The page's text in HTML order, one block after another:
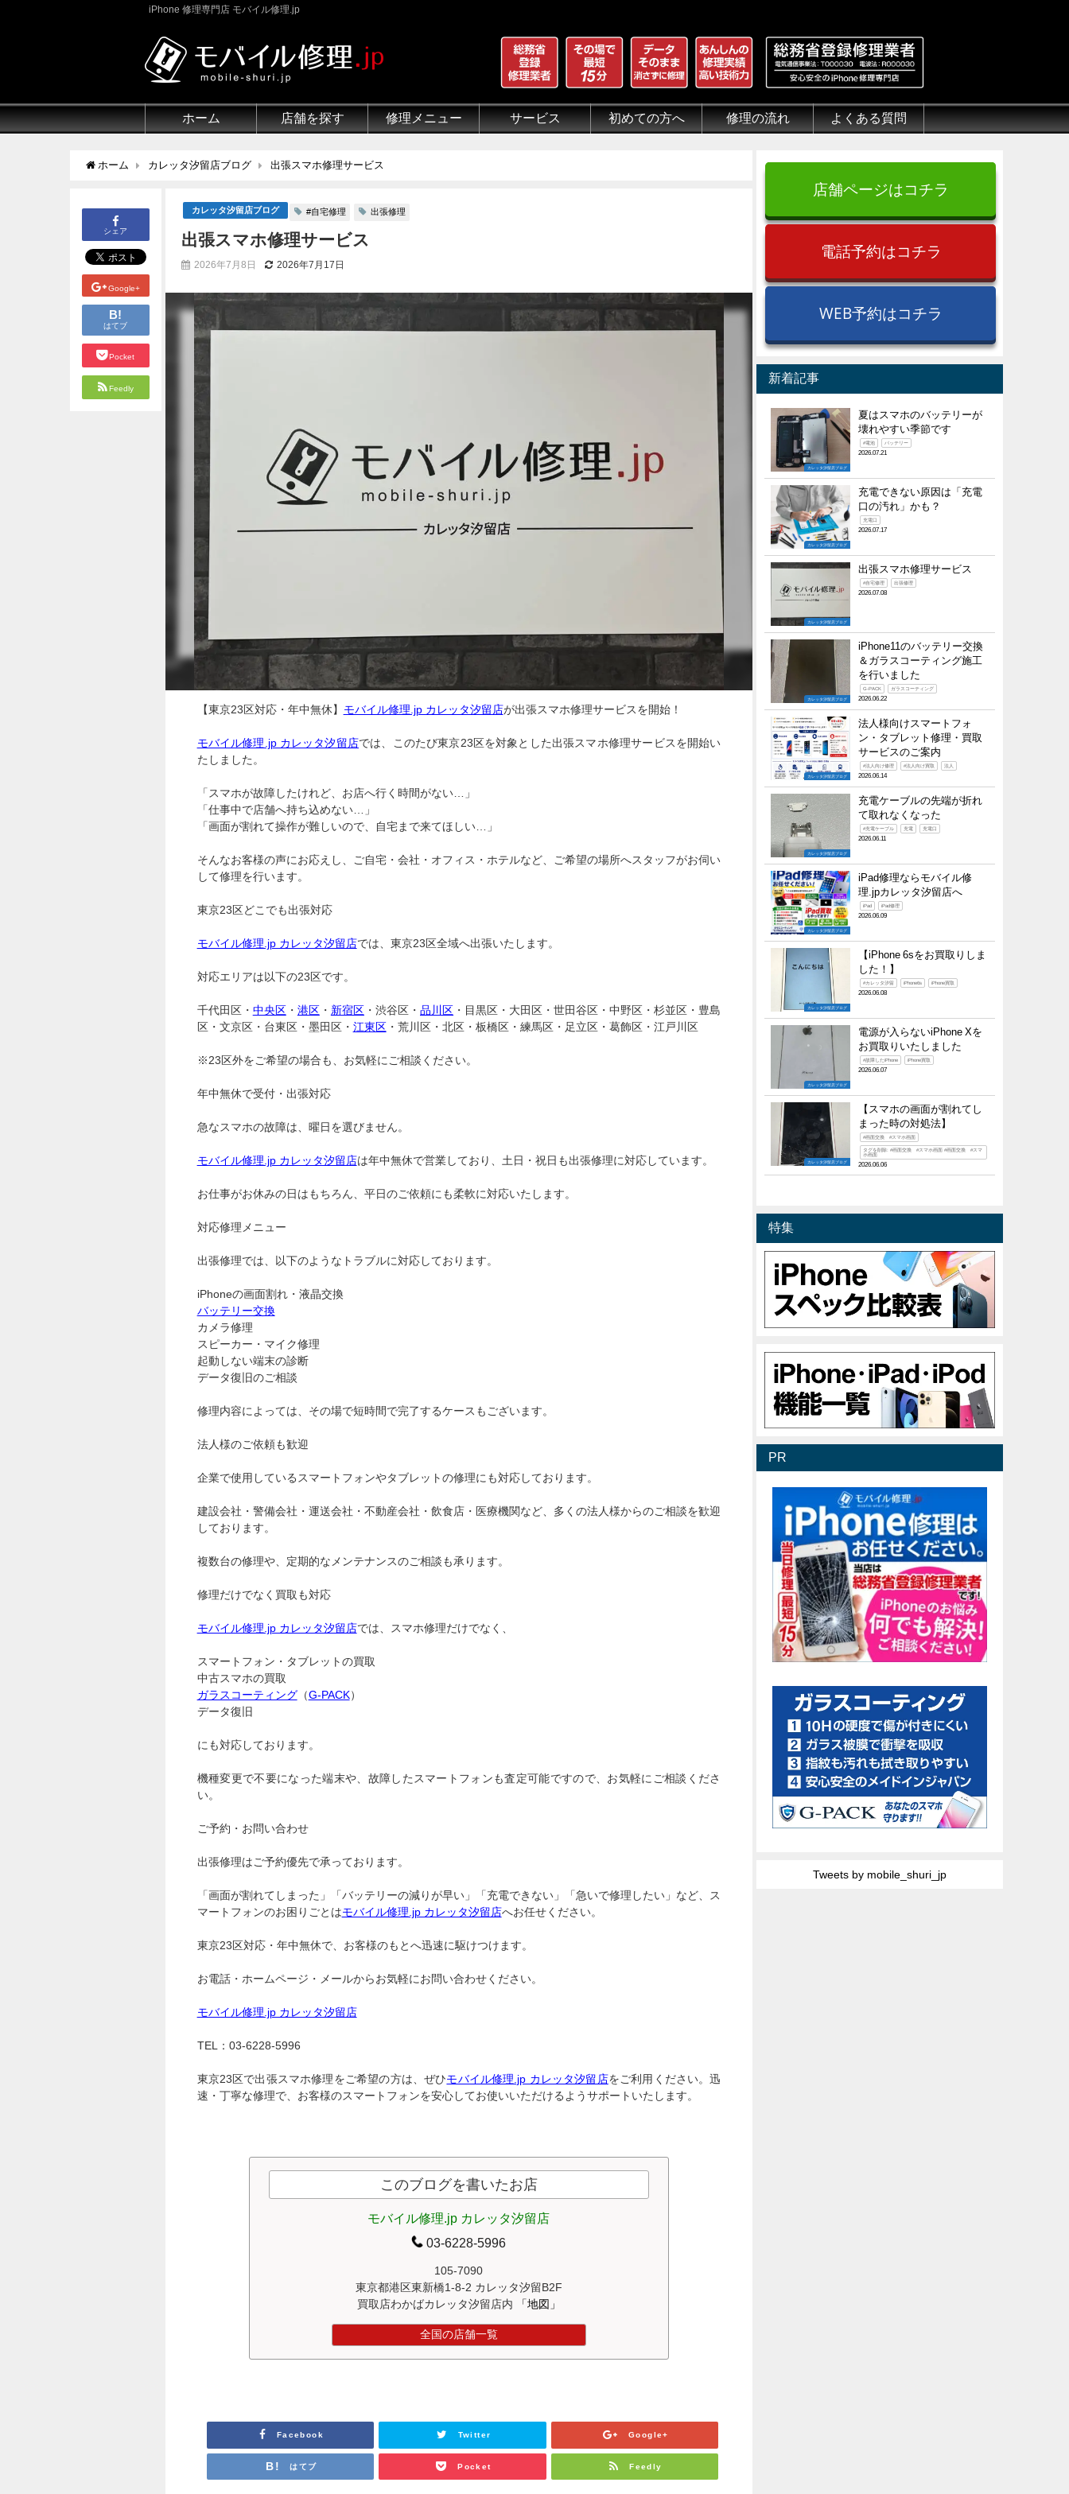
iPhone 修理専門店 モバイル修理.jp
ホーム 店舗を探す 修理メニュー サービス 初めての方へ 修理の流れ よくある質問
ホーム カレッタ汐留店ブログ 出張スマホ修理サービス
シェア
Google+
B!
はてブ
Pocket
Feedly
カレッタ汐留店ブログ #自宅修理 出張修理
出張スマホ修理サービス
2026年7月8日 2026年7月17日
【東京23区対応・年中無休】 モバイル修理.jp カレッタ汐留店が出張スマホ修理サービスを開始！
モバイル修理.jp カレッタ汐留店では、このたび東京23区を対象とした出張スマホ修理サービスを開始い
たしました。
「スマホが故障したけれど、お店へ行く時間がない…」
「仕事中で店舗へ持ち込めない…」
「画面が割れて操作が難しいので、自宅まで来てほしい…」
そんなお客様の声にお応えし、ご自宅・会社・オフィス・ホテルなど、ご希望の場所へスタッフがお伺い
して修理を行います。
東京23区どこでも出張対応
モバイル修理.jp カレッタ汐留店では、東京23区全域へ出張いたします。
対応エリアは以下の23区です。
千代田区・ 中央区・ 港区・ 新宿区・渋谷区・品川区 ・目黒区・大田区・世田谷区・中野区・杉並区・豊島
区・文京区・台東区・墨田区・ 江東区・荒川区・北区・板橋区・練馬区・足立区・葛飾区・江戸川区
※23区外をご希望の場合も、お気軽にご相談ください。
年中無休で受付・出張対応
急なスマホの故障は、曜日を選びません。
モバイル修理.jp カレッタ汐留店は年中無休で営業しており、土日・祝日も出張修理に対応しています。
お仕事がお休みの日はもちろん、平日のご依頼にも柔軟に対応いたします。
対応修理メニュー
出張修理では、以下のようなトラブルに対応しております。
iPhoneの画面割れ・液晶交換
バッテリー交換
カメラ修理
スピーカー・マイク修理
起動しない端末の診断
データ復旧のご相談
修理内容によっては、その場で短時間で完了するケースもございます。
法人様のご依頼も歓迎
企業で使用しているスマートフォンやタブレットの修理にも対応しております。
建設会社・警備会社・運送会社・不動産会社・飲食店・医療機関など、多くの法人様からのご相談を歓迎
しております。
複数台の修理や、定期的なメンテナンスのご相談も承ります。
修理だけでなく買取も対応
モバイル修理.jp カレッタ汐留店では、スマホ修理だけでなく、
スマートフォン・タブレットの買取
中古スマホの買取
ガラスコーティング（G-PACK）
データ復旧
にも対応しております。
機種変更で不要になった端末や、故障したスマートフォンも査定可能ですので、お気軽にご相談くださ
い。
ご予約・お問い合わせ
出張修理はご予約優先で承っております。
「画面が割れてしまった」「バッテリーの減りが早い」「充電できない」「急いで修理したい」など、ス
マートフォンのお困りごとはモバイル修理.jp カレッタ汐留店へお任せください。
東京23区対応・年中無休で、お客様のもとへ迅速に駆けつけます。
お電話・ホームページ・メールからお気軽にお問い合わせください。
モバイル修理.jp カレッタ汐留店
TEL：03-6228-5996
東京23区で出張スマホ修理をご希望の方は、ぜひモバイル修理.jp カレッタ汐留店をご利用ください。迅
速・丁寧な修理で、お客様のスマートフォンを安心してお使いいただけるようサポートいたします。
このブログを書いたお店
モバイル修理.jp カレッタ汐留店
03-6228-5996
105-7090
東京都港区東新橋1-8-2 カレッタ汐留B2F
買取店わかばカレッタ汐留店内
「地図」
全国の店舗一覧
Facebook Twitter Google+
はてブ Pocket Feedly
店舗ページはコチラ
電話予約はコチラ
WEB予約はコチラ
新着記事
カレッタ汐留店ブログ
夏はスマホのバッテリーが
壊れやすい季節です
#電池 バッテリー
2026.07.21
カレッタ汐留店ブログ
充電できない原因は「充電
口の汚れ」かも？
充電口
2026.07.17
カレッタ汐留店ブログ
出張スマホ修理サービス
#自宅修理 出張修理
2026.07.08
カレッタ汐留店ブログ
iPhone11のバッテリー交換
＆ガラスコーティング施工
を行いました
G-PACK ガラスコーティング
2026.06.22
カレッタ汐留店ブログ
法人様向けスマートフォ
ン・タブレット修理・買取
サービスのご案内
#法人向け修理 #法人向け買取 法人
2026.06.14
カレッタ汐留店ブログ
充電ケーブルの先端が折れ
て取れなくなった
#充電ケーブル 充電 充電口
2026.06.11
カレッタ汐留店ブログ
iPad修理ならモバイル修
理.jpカレッタ汐留店へ
iPad iPad修理
2026.06.09
カレッタ汐留店ブログ
【iPhone 6sをお買取りしま
した！】
#カレッタ汐留 iPhone6s iPhone買取
2026.06.08
カレッタ汐留店ブログ
電源が入らないiPhone Xを
お買取りいたしました
#故障したiPhone iPhone買取
2026.06.07
カレッタ汐留店ブログ
【スマホの画面が割れてし
まった時の対処法】
#画面交換 #スマホ画面
タグを削除: #画面交換 #スマホ画面 #画面交換 #スマ
ホ画面
2026.06.06
特集
PR
Tweets by mobile_shuri_jp